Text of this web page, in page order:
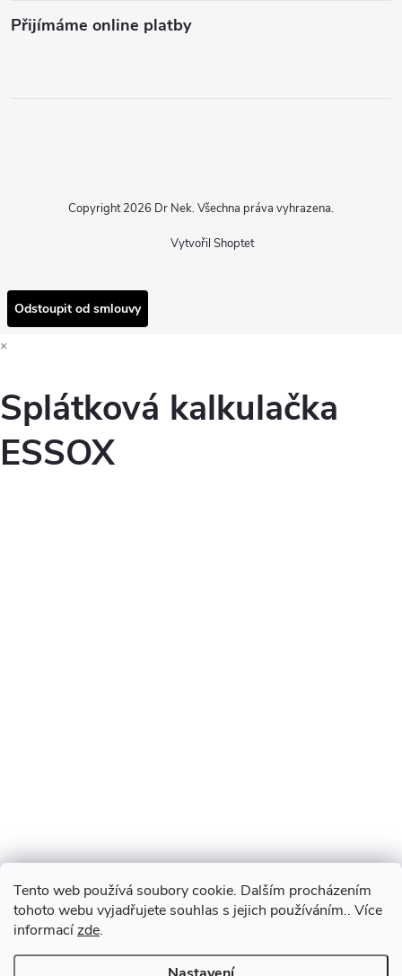
Tento web používá soubory cookie. Dalším procházením
tohoto webu vyjadřujete souhlas s jejich používáním.. Více
informacízde.
Přijímáme online platby
Vytvořil Shoptet
Copyright 2026 Dr Nek. Všechna práva vyhrazena.
Odstoupit od smlouvy
×
Splátková kalkulačka
ESSOX